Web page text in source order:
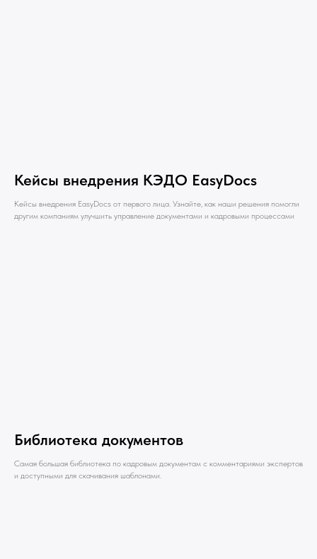
Кейсы внедрения КЭДО EasyDocs
Кейсы внедрения EasyDocs от первого лица. Узнайте, как наши решения помогли
другим компаниям улучшить управление документами и кадровыми процессами
Библиотека документов
Самая большая библиотека по кадровым документам с комментариями экспертов
и доступными для скачивания шаблонами.